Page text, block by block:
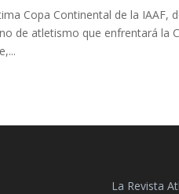
Copa Continental de la IAAF,
de atletismo que enfrentará la
La Revista